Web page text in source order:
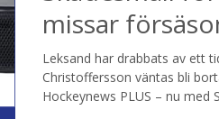
missar
Leksand har drabbats av ett
Christoffersson väntas bli
Hockeynews PLUS – nu med